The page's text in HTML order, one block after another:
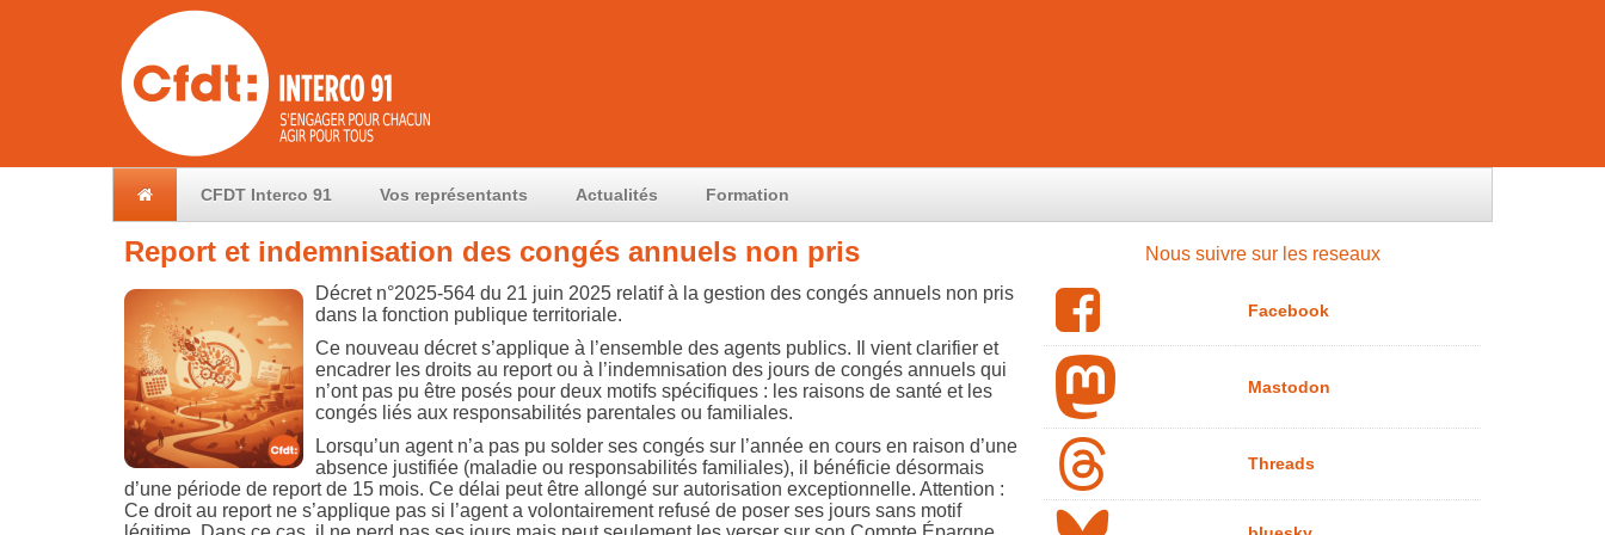
CFDT Interco 91 Vos représentants Actualités Formation
Report et indemnisation des congés annuels non pris
Décret n°2025-564 du 21 juin 2025 relatif à la gestion des congés annuels non pris
dans la fonction publique territoriale.
Ce nouveau décret s’applique à l’ensemble des agents publics. Il vient clarifier et
encadrer les droits au report ou à l’indemnisation des jours de congés annuels qui
n’ont pas pu être posés pour deux motifs spécifiques : les raisons de santé et les
congés liés aux responsabilités parentales ou familiales.
Lorsqu’un agent n’a pas pu solder ses congés sur l’année en cours en raison d’une
absence justifiée (maladie ou responsabilités familiales), il bénéficie désormais
d’une période de report de 15 mois. Ce délai peut être allongé sur autorisation exceptionnelle. Attention :
Ce droit au report ne s’applique pas si l’agent a volontairement refusé de poser ses jours sans motif
Nous suivre sur les reseaux
Facebook
Mastodon
Threads